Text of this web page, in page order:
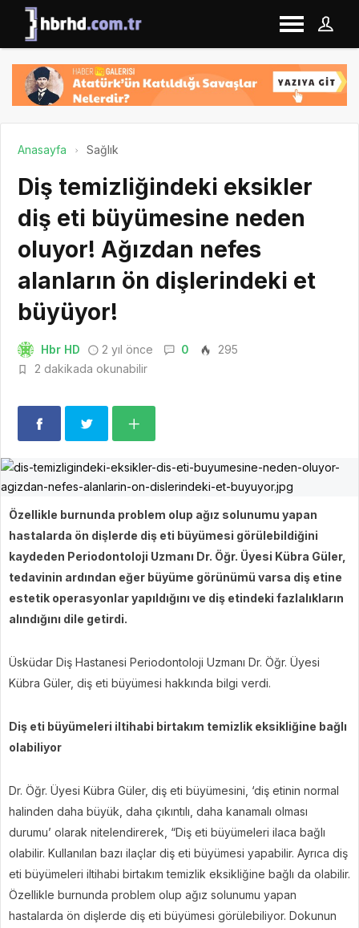
Anasayfa Sağlık
Diş temizliğindeki eksikler
diş eti büyümesine neden
oluyor! Ağızdan nefes
alanların ön dişlerindeki et
büyüyor!
Hbr HD 2 yıl önce 0
295
2 dakikada okunabilir
Özellikle burnunda problem olup ağız solunumu yapan
hastalarda ön dişlerde diş eti büyümesi görülebildiğini
kaydeden Periodontoloji Uzmanı Dr. Öğr. Üyesi Kübra Güler,
tedavinin ardından eğer büyüme görünümü varsa diş etine
estetik operasyonlar yapıldığını ve diş etindeki fazlalıkların
alındığını dile getirdi.
Üsküdar Diş Hastanesi Periodontoloji Uzmanı Dr. Öğr. Üyesi
Kübra Güler, diş eti büyümesi hakkında bilgi verdi.
Diş eti büyümeleri iltihabi birtakım temizlik eksikliğine bağlı
olabiliyor
Dr. Öğr. Üyesi Kübra Güler, diş eti büyümesini, ‘diş etinin normal
halinden daha büyük, daha çıkıntılı, daha kanamalı olması
durumu’ olarak nitelendirerek, “Diş eti büyümeleri ilaca bağlı
olabilir. Kullanılan bazı ilaçlar diş eti büyümesi yapabilir. Ayrıca diş
eti büyümeleri iltihabi birtakım temizlik eksikliğine bağlı da olabilir.
Özellikle burnunda problem olup ağız solunumu yapan
hastalarda ön dişlerde diş eti büyümesi görülebiliyor. Dokunun